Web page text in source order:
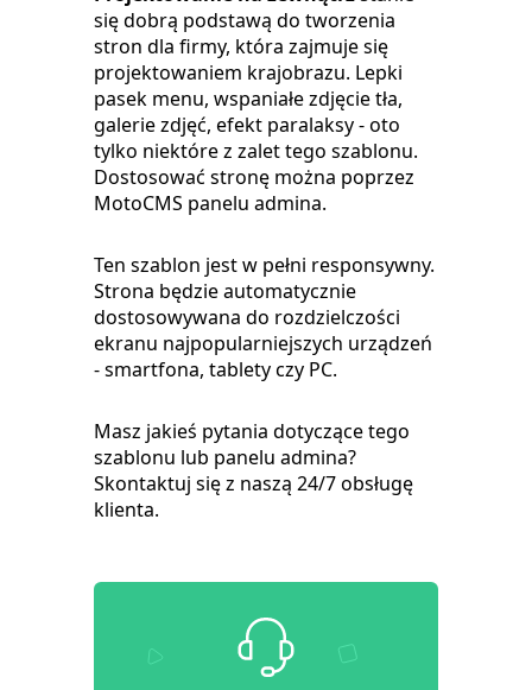
się dobrą podstawą do tworzenia
stron dla firmy, która zajmuje się
projektowaniem krajobrazu. Lepki
pasek menu, wspaniałe zdjęcie tła,
galerie zdjęć, efekt paralaksy - oto
tylko niektóre z zalet tego szablonu.
Dostosować stronę można poprzez
MotoCMS panelu admina.
Ten szablon jest w pełni responsywny.
Strona będzie automatycznie
dostosowywana do rozdzielczości
ekranu najpopularniejszych urządzeń
- smartfona, tablety czy PC.
Masz jakieś pytania dotyczące tego
szablonu lub panelu admina?
Skontaktuj się z naszą 24/7 obsługę
klienta.